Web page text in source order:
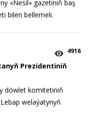
«Nesil» gazetiniň baş
bilen bellemeli.
4916
Prezidentiniň
döwlet komitetiniň
welaýatynyň